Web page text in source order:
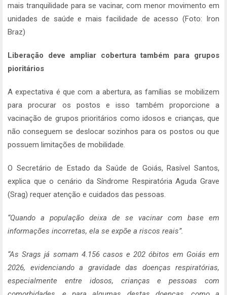
mais tranquilidade para se vacinar, com menor movimento em
unidades de saúde e mais facilidade de acesso (Foto: Iron
Braz)
Liberação deve ampliar cobertura também para grupos
pioritários
A expectativa é que com a abertura, as famílias se mobilizem
para procurar os postos e isso também proporcione a
vacinação de grupos prioritários como idosos e crianças, que
não conseguem se deslocar sozinhos para os postos ou que
possuem limitações de mobilidade.
O Secretário de Estado da Saúde de Goiás, Rasível Santos,
explica que o cenário da Síndrome Respiratória Aguda Grave
(Srag) requer atenção e cuidados das pessoas.
“Quando a população deixa de se vacinar com base em
informações incorretas, ela se expõe a riscos reais”.
“As Srags já somam 4.156 casos e 202 óbitos em Goiás em
2026, evidenciando a gravidade das doenças respiratórias,
especialmente entre idosos, crianças e pessoas com